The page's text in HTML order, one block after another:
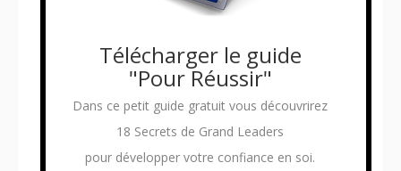
Télécharger le guide
"Pour Réussir"
Dans ce petit guide gratuit vous découvrirez
18 Secrets de Grand Leaders
pour développer votre confiance en soi.